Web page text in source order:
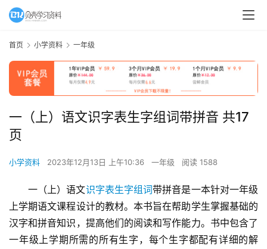
首页 小学资料 一年级
一（上）语文识字表生字组词带拼音 共17
页
小学资料 2023年12月13日 上午10:36 一年级 阅读 1588
一（上）语文识字表生字组词带拼音是一本针对一年级
上学期语文课程设计的教材。本书旨在帮助学生掌握基础的
汉字和拼音知识，提高他们的阅读和写作能力。书中包含了
一年级上学期所需的所有生字，每个生字都配有详细的解